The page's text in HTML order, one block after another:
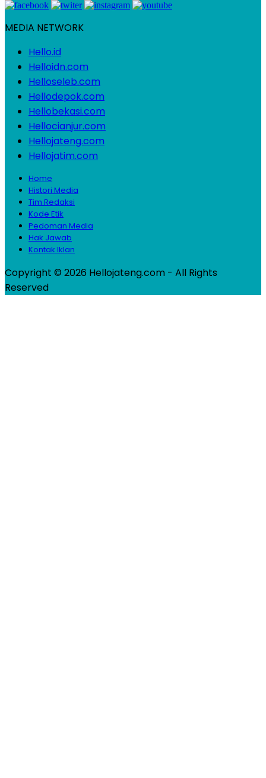
MEDIA NETWORK
Hello.id
Helloidn.com
Helloseleb.com
Hellodepok.com
Hellobekasi.com
Hellocianjur.com
Hellojateng.com
Hellojatim.com
Home
Histori Media
Tim Redaksi
Kode Etik
Pedoman Media
Hak Jawab
Kontak Iklan
Copyright © 2026 Hellojateng.com - All Rights
Reserved